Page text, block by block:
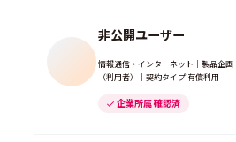
非公開ユーザー
情報通信・インターネット｜製品企
（利用者）｜契約タイプ 有償利用
企業所属 確認済